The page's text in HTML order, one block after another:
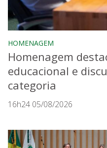
HOMENAGEM
Homenagem
educacional e
categoria
16h24 05/08/2026